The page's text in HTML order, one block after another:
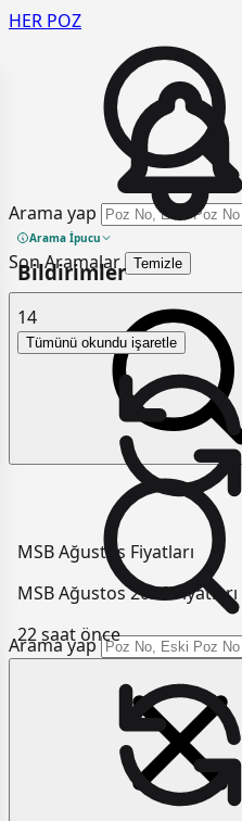
HER POZ
Arama yap
Arama İpucu
Son Aramalar Temizle
Arama yap
Bildirimler
14
Tümünü okundu işaretle
MSB Ağustos Fiyatları
MSB Ağustos 2026
22 saat önce